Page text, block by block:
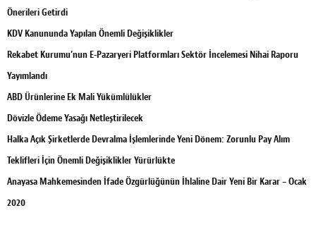
Önerileri Getirdi
KDV Kanununda Yapılan Önemli Değişiklikler
Rekabet Kurumu’nun E-Pazaryeri Platformları Sektör İncelemesi Nihai Raporu
Yayımlandı
ABD Ürünlerine Ek Mali Yükümlülükler
Dövizle Ödeme Yasağı Netleştirilecek
Halka Açık Şirketlerde Devralma İşlemlerinde Yeni Dönem: Zorunlu Pay Alım
Teklifleri İçin Önemli Değişiklikler Yürürlükte
Anayasa Mahkemesinden İfade Özgürlüğünün İhlaline Dair Yeni Bir Karar – Ocak
2020